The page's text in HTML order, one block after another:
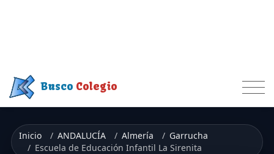
Busco Colegio
Inicio ANDALUCÍA Almería
Garrucha
Escuela de Educación Infantil La Sirenita